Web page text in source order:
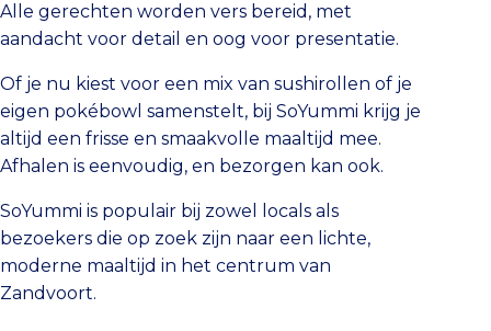
Alle gerechten worden vers bereid, met
aandacht voor detail en oog voor presentatie.
Of je nu kiest voor een mix van sushirollen of je
eigen pokébowl samenstelt, bij SoYummi krijg je
altijd een frisse en smaakvolle maaltijd mee.
Afhalen is eenvoudig, en bezorgen kan ook.
SoYummi is populair bij zowel locals als
bezoekers die op zoek zijn naar een lichte,
moderne maaltijd in het centrum van
Zandvoort.